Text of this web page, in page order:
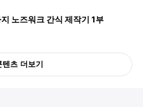
노즈워크 간식 제작기 1부
츠 더보기